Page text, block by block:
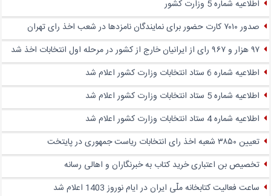
اطلاعیه شماره 5 وزارت کشور
صدور ۷۰۱۰ کارت حضور برای نمایندگان نامزدها در شعب اخذ رای تهران
۹۷ هزار و ۹۶۷ رای از ایرانیان خارج از کشور در مرحله اول انتخابات اخذ شد
اطلاعیه شماره 6 ستاد انتخابات وزارت کشور اعلام شد
اطلاعیه شماره 5 ستاد انتخابات وزارت کشور اعلام شد
اطلاعیه شماره 4 ستاد انتخابات وزارت کشور اعلام شد
تعیین ۳۸۵۰ شعبه اخذ رای انتخابات ریاست جمهوری در پایتخت
تخصیص بن اعتباری خرید کتاب به خبرنگاران و اهالی رسانه
ساعت فعالیت کتابخانه ملّی ایران در ایام نوروز 1403 اعلام شد